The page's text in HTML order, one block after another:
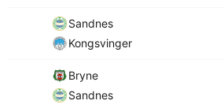
Sandnes
Kongsvinger
Bryne
Sandnes